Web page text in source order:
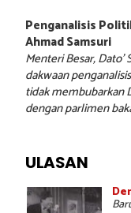
Penganalisis
Ahmad Samsuri
Menteri Besar,
dakwaan
tidak membubarkan
dengan parlimen
ULASAN